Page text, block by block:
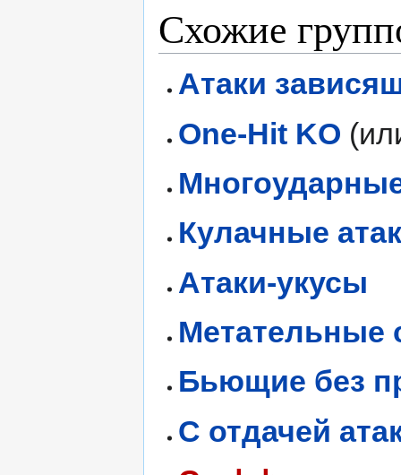
Схожие
Атаки
One-Hit KO
Кулачные
Атаки-укусы
Метательные
Бьющие без
С отдачей